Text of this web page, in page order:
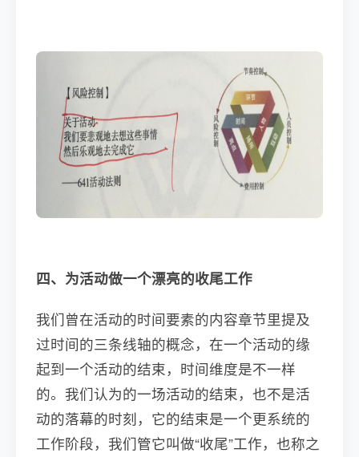
四、为活动做一个漂亮的收尾工作
我们曾在活动的时间要素的内容章节里提及
过时间的三条线轴的概念，在一个活动的缘
起到一个活动的结束，时间维度是不一样
的。我们认为的一场活动的结束，也不是活
动的落幕的时刻，它的结束是一个更系统的
工作阶段，我们管它叫做“收尾”工作，也称之